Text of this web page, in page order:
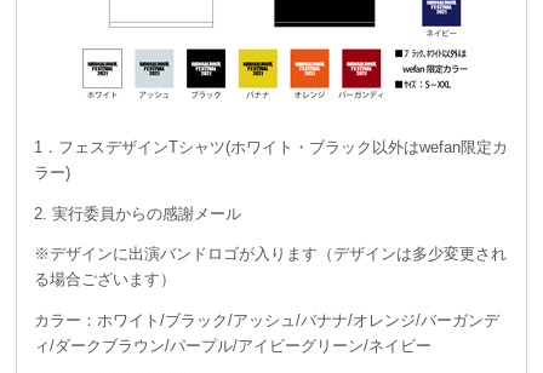
1．フェスデザインTシャツ(ホワイト・ブラック以外はwefan限定カ
ラー)
2. 実行委員からの感謝メール
※デザインに出演バンドロゴが入ります（デザインは多少変更され
る場合ございます）
カラー：ホワイト/ブラック/アッシュ/バナナ/オレンジ/バーガンデ
ィ/ダークブラウン/パープル/アイビーグリーン/ネイビー